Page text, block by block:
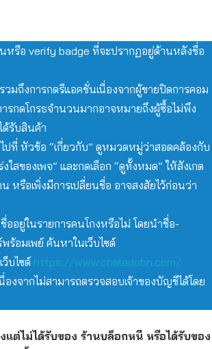
หรือ verify badge ที่จะปรากฏอยู่ด้านหลังชื่อ
มถึงการกดรีแอคชั่นเนื่องจากผู้ขายปิดการคอม
รกดโกรธจำนวนมากอาจหมายถึงผู้ซื้อไม่พึง
ด้รับสินค้า
ปที่ หัวข้อ “เกี่ยวกับ” ดูหมวดหมู่ว่าสอดคล้องกับ
สของเพจ” และกดเลือก “ดูทั้งหมด” ให้สังเกต
หรือเพิ่งมีการเปลี่ยนชื่อ อาจสงสัยไว้ก่อนว่า
อยู่ในรายการคนโกงหรือไม่ โดยนำชื่อ-
ร้อมเพย์ ค้นหาในเว็บไซต์
ว็บไซต์ https://www.chaladohn.com/
งจากไม่สามารถตรวจสอบเจ้าของบัญชีได้โดย
แต่ไม่ได้รับของ ร้านบล็อกหนี หรือได้รับของ